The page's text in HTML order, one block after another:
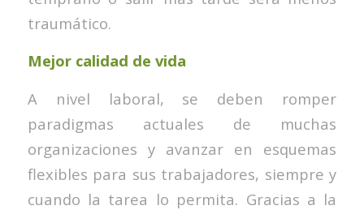
traumático.
Mejor calidad de vida
A nivel laboral, se deben romper
paradigmas actuales de muchas
organizaciones y avanzar en esquemas
flexibles para sus trabajadores, siempre y
cuando la tarea lo permita. Gracias a la